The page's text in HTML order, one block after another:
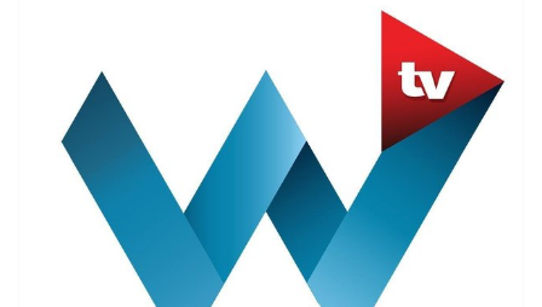
trzeba złamać, dać im nauczkę, oraz zastraszyć innych,
chcących pójść w ich ślady. Nie godzimy się na to -
mówi w rozmowie z portalem onet.pl Sława Rafalak z
KOD-u.Represje stosowane przez ministra
sprawiedliwości i prokuratora generalnego Zbigniewa
Ziobrę wobec niepokornych i niezależnych prokuratorów
opisał niedawno portal OKO.press, przywołując
przypadek karnego oddelegowania siedmiu
prokuratorów do innych jednostek, często oddalonych o
kilkaset kilometrów od dotychczasowego miejsca
pracy, a niekiedy - niższych rangą (prokuratury
rejonowe). Podpisane przez zaufanego człowieka
Zbigniewa Ziobry, prokuratora krajowego Bogdana
Święczkowskiego, decyzje w tej sprawie noszą datę 15